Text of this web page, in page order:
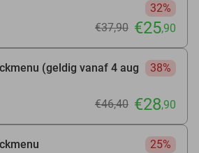
32%
€37,90 €25,90
(geldig vanaf 4 aug
38%
€46,40 €28,90
25%